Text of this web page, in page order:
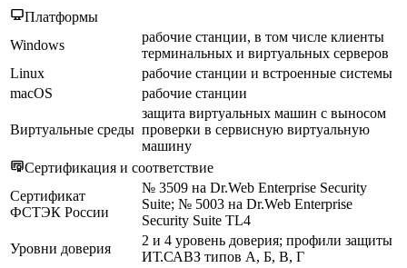
Платформы
Windows
рабочие станции, в том числе клиенты
терминальных и виртуальных серверов
Linux
рабочие станции и встроенные системы
macOS
рабочие станции
Виртуальные среды
защита виртуальных машин с выносом
проверки в сервисную виртуальную
машину
Сертификация и соответствие
Сертификат
ФСТЭК России
№ 3509 на Dr.Web Enterprise Security
Suite; № 5003 на Dr.Web Enterprise
Security Suite TL4
Уровни доверия
2 и 4 уровень доверия; профили защиты
ИТ.САВЗ типов А, Б, В, Г